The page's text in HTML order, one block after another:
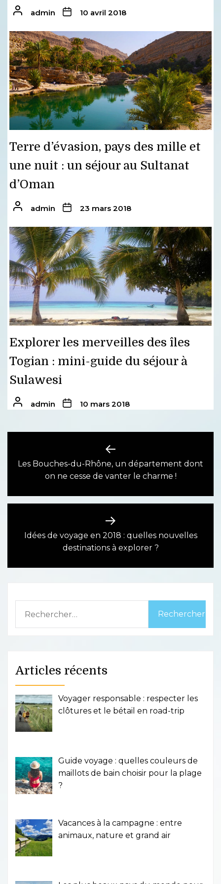
admin 10 avril 2018
Terre d’évasion, pays des mille et
une nuit : un séjour au Sultanat
d’Oman
admin 23 mars 2018
Explorer les merveilles des îles
Togian : mini-guide du séjour à
Sulawesi
admin 10 mars 2018
de
l’article
Previous
post:
Les Bouches-du-Rhône, un département dont
on ne cesse de vanter le charme !
Next
post:
Idées de voyage en 2018 : quelles nouvelles
destinations à explorer ?
Articles récents
Voyager responsable : respecter les
clôtures et le bétail en road-trip
Guide voyage : quelles couleurs de
maillots de bain choisir pour la plage
?
Vacances à la campagne : entre
animaux, nature et grand air